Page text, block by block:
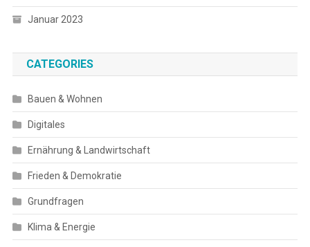
Januar 2023
CATEGORIES
Bauen & Wohnen
Digitales
Ernährung & Landwirtschaft
Frieden & Demokratie
Grundfragen
Klima & Energie